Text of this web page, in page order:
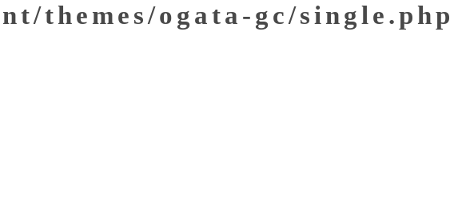
themes/ogata-gc/single.php